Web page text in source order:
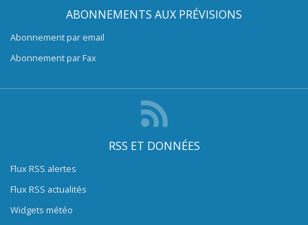
ABONNEMENTS AUX PRÉVISIONS
Abonnement par email
Abonnement par Fax
RSS ET DONNÉES
Flux RSS alertes
Flux RSS actualités
Widgets météo